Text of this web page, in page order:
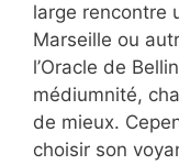
large rencontre
Marseille ou
l’Oracle de
médiumnité,
de mieux.
choisir son